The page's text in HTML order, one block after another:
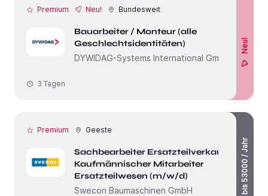
Premium Neu! Bundesweit
Bauarbeiter / Monteur (alle
Geschlechtsidentitäten)
DYWIDAG-Systems International GmbH
Neu!
3 Tagen
Premium Geeste
Sachbearbeiter Ersatzteilverkauf/
Kaufmännischer Mitarbeiter
Ersatzteilwesen (m/w/d)
Swecon Baumaschinen GmbH
bis 53000 / Jahr